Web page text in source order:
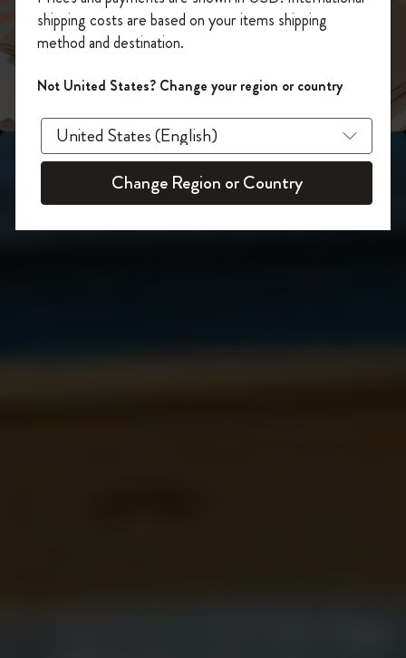
スライド表示3
「WELCOME10」を入力すると、初回注
文が10%オフ＋送料無料になります。セ
ール・アウトレット品は適用外。
Moleskineアカウントを作成して限定オフ
ァーや会員特典、さらに多くのインスピ
レーションを手に入れましょう。
今すぐ会員登録 !
shipping costs are based on your items shipping
method and destination.
Not United States? Change your region or country
Change Region or Country